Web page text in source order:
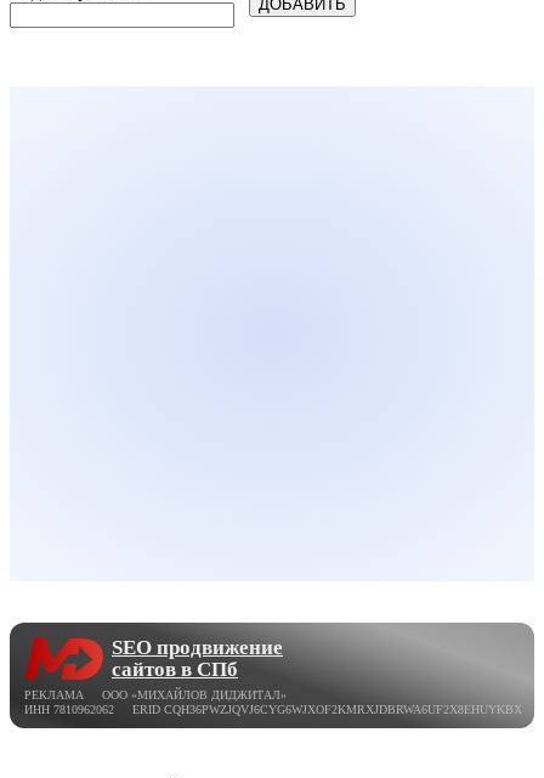
SEO продвижение
сайтов в СПб
РЕКЛАМА ООО «МИХАЙЛОВ ДИДЖИТАЛ»
ИНН 7810962062 ERID CQH36PWZJQVJ6CYG6WJXOF2KMRXJDBRWA6UF2X8EHUYKBX